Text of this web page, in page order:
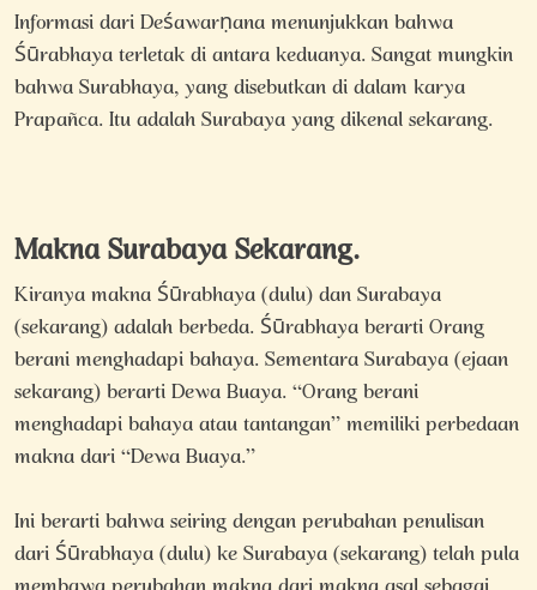
Informasi dari Deśawarṇana menunjukkan bahwa
Śūrabhaya terletak di antara keduanya. Sangat mungkin
bahwa Surabhaya, yang disebutkan di dalam karya
Prapañca. Itu adalah Surabaya yang dikenal sekarang.
Makna Surabaya Sekarang.
Kiranya makna Śūrabhaya (dulu) dan Surabaya
(sekarang) adalah berbeda. Śūrabhaya berarti Orang
berani menghadapi bahaya. Sementara Surabaya (ejaan
sekarang) berarti Dewa Buaya. “Orang berani
menghadapi bahaya atau tantangan” memiliki perbedaan
makna dari “Dewa Buaya.”
Ini berarti bahwa seiring dengan perubahan penulisan
dari Śūrabhaya (dulu) ke Surabaya (sekarang) telah pula